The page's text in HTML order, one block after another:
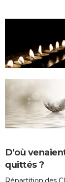
D'où
quittés ?